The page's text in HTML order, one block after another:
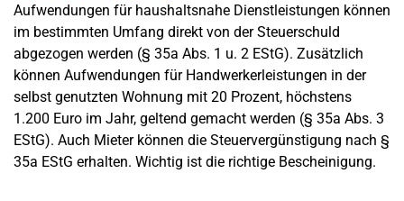
Aufwendungen für haushaltsnahe Dienstleistungen können
im bestimmten Umfang direkt von der Steuerschuld
abgezogen werden (§ 35a Abs. 1 u. 2 EStG). Zusätzlich
können Aufwendungen für Handwerkerleistungen in der
selbst genutzten Wohnung mit 20 Prozent, höchstens
1.200 Euro im Jahr, geltend gemacht werden (§ 35a Abs. 3
EStG). Auch Mieter können die Steuervergünstigung nach §
35a EStG erhalten. Wichtig ist die richtige Bescheinigung.